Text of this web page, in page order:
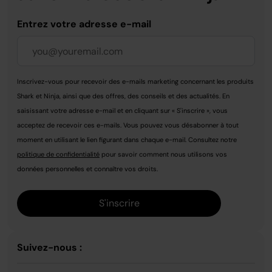
Entrez votre adresse e-mail
Inscrivez-vous pour recevoir des e-mails marketing concernant les produits
Shark et Ninja, ainsi que des offres, des conseils et des actualités. En
saisissant votre adresse e-mail et en cliquant sur « S'inscrire », vous
acceptez de recevoir ces e-mails. Vous pouvez vous désabonner à tout
moment en utilisant le lien figurant dans chaque e-mail. Consultez notre
politique de confidentialité pour savoir comment nous utilisons vos
données personnelles et connaître vos droits.
S'inscrire
Suivez-nous :